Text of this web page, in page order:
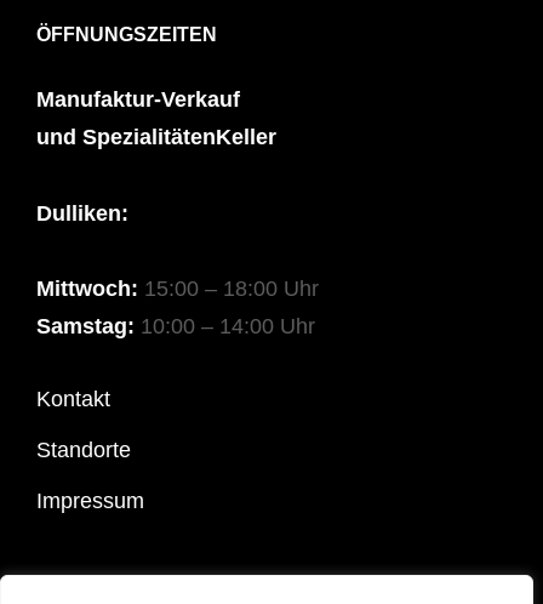
ÖFFNUNGSZEITEN
Manufaktur-Verkauf
und SpezialitätenKeller
Dulliken:
Mittwoch: 15:00 – 18:00 Uhr
Samstag: 10:00 – 14:00 Uhr
Kontakt
Standorte
Impressum